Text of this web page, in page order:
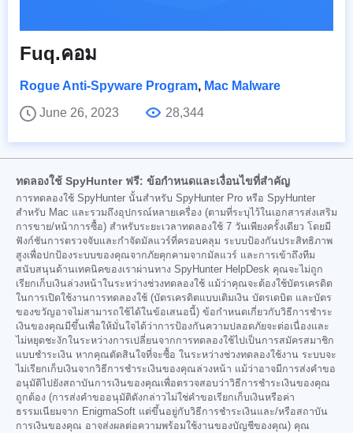
Fuq.คอม
Rogue Anti-Spyware Program, Mac Malware
June 26, 2023
28,344
ทดลองใช้ SpyHunter ฟรี: ข้อกำหนดและเงื่อนไขที่สำคัญ
การทดลองใช้ SpyHunter นั้นสำหรับ SpyHunter Pro หรือ SpyHunter
สำหรับ Mac และรวมถึงอุปกรณ์หลายเครื่อง (ตามที่ระบุไว้ในเอกสารส่งเสริม
การขาย/หน้าการซื้อ) สำหรับระยะเวลาทดลองใช้ 7 วันเพียงครั้งเดียว โดยมี
ฟังก์ชันการตรวจจับและกำจัดมัลแวร์ที่ครอบคลุม ระบบป้องกันประสิทธิภาพ
สูงเพื่อปกป้องระบบของคุณจากภัยคุกคามจากมัลแวร์ และการเข้าถึงทีม
สนับสนุนด้านเทคนิคของเราผ่านทาง SpyHunter HelpDesk คุณจะไม่ถูก
เรียกเก็บเงินล่วงหน้าในระหว่างช่วงทดลองใช้ แม้ว่าคุณจะต้องใช้บัตรเครดิต
ในการเปิดใช้งานการทดลองใช้ (บัตรเครดิตแบบเติมเงิน บัตรเดบิต และบัตร
ของขวัญอาจไม่สามารถใช้ได้ในข้อเสนอนี้) ข้อกำหนดเกี่ยวกับวิธีการชำระ
เงินของคุณมีขึ้นเพื่อให้มั่นใจได้ว่าการป้องกันความปลอดภัยจะต่อเนื่องและ
ไม่หยุดชะงักในระหว่างการเปลี่ยนจากการทดลองใช้ไปเป็นการสมัครสมาชิก
แบบชำระเงิน หากคุณตัดสินใจที่จะซื้อ ในระหว่างช่วงทดลองใช้งาน ระบบจะ
ไม่เรียกเก็บเงินจากวิธีการชำระเงินของคุณล่วงหน้า แม้ว่าอาจมีการส่งคำขอ
อนุมัติไปยังสถาบันการเงินของคุณเพื่อตรวจสอบว่าวิธีการชำระเงินของคุณ
ถูกต้อง (การส่งคำขออนุมัติดังกล่าวไม่ใช่คำขอเรียกเก็บเงินหรือค่า
ธรรมเนียมจาก EnigmaSoft แต่ขึ้นอยู่กับวิธีการชำระเงินและ/หรือสถาบัน
การเงินของคุณ อาจส่งผลต่อความพร้อมใช้งานของบัญชีของคุณ) คุณ